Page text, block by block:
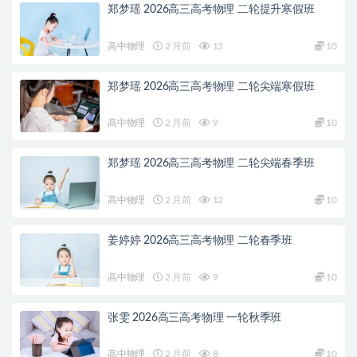
郑梦瑶 2026高三高考物理 二轮提升寒假班
高中物理 2 月前 13 10
郑梦瑶 2026高三高考物理 二轮尖端寒假班
高中物理 2 月前 9 10
郑梦瑶 2026高三高考物理 二轮尖端春季班
高中物理 2 月前 12 10
姜婷婷 2026高三高考物理 二轮春季班
高中物理 2 月前 9 10
张雯 2026高三高考物理 一轮秋季班
高中物理 2 月前 8 10